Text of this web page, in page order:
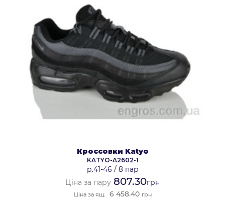
Кроссовки Katyo
KATYO-A2602-1
р.41-46 / 8 пар
Ціна за пару 807.30грн
Ціна за ящ. 6 458.40 грн